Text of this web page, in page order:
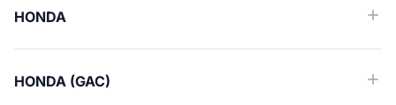
HONDA
HONDA (GAC)